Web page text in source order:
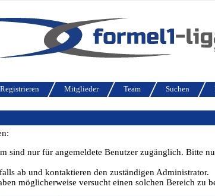
Registrieren Mitglieder Team Suchen
nur für angemeldete Benutzer zugänglich. Bitte
ab und kontaktieren den zuständigen Administrator.
möglicherweise versucht einen solchen Bereich zu